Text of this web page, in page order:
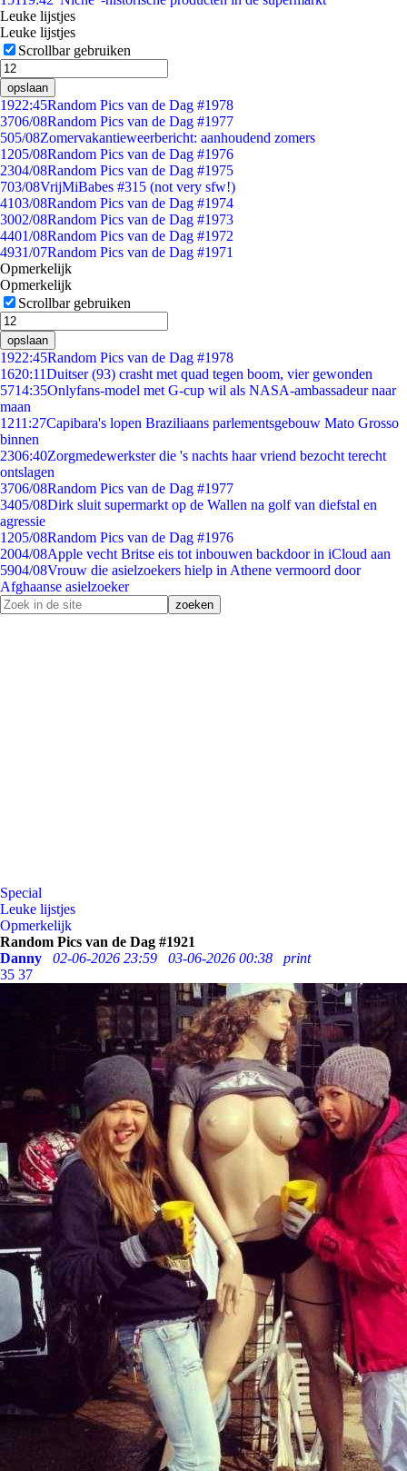
Leuke lijstjes
Leuke lijstjes
Scrollbar gebruiken
opslaan
1922:45Random Pics van de Dag #1978
3706/08Random Pics van de Dag #1977
505/08Zomervakantieweerbericht: aanhoudend zomers
1205/08Random Pics van de Dag #1976
2304/08Random Pics van de Dag #1975
703/08VrijMiBabes #315 (not very sfw!)
4103/08Random Pics van de Dag #1974
3002/08Random Pics van de Dag #1973
4401/08Random Pics van de Dag #1972
4931/07Random Pics van de Dag #1971
Opmerkelijk
Opmerkelijk
Scrollbar gebruiken
opslaan
1922:45Random Pics van de Dag #1978
1620:11Duitser (93) crasht met quad tegen boom, vier gewonden
5714:35Onlyfans-model met G-cup wil als NASA-ambassadeur naar
maan
1211:27Capibara's lopen Braziliaans parlementsgebouw Mato Grosso
binnen
2306:40Zorgmedewerkster die 's nachts haar vriend bezocht terecht
ontslagen
3706/08Random Pics van de Dag #1977
3405/08Dirk sluit supermarkt op de Wallen na golf van diefstal en
agressie
1205/08Random Pics van de Dag #1976
2004/08Apple vecht Britse eis tot inbouwen backdoor in iCloud aan
5904/08Vrouw die asielzoekers hielp in Athene vermoord door
Afghaanse asielzoeker
Special
Leuke lijstjes
Opmerkelijk
Random Pics van de Dag #1921
Danny
02-06-2026 23:59 03-06-2026 00:38
print
35 37